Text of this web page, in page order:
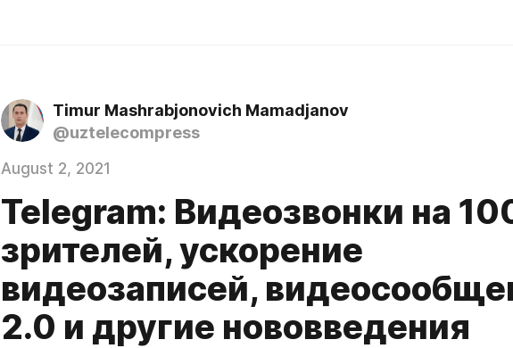
Timur Mashrabjonovich Mamadjanov
@uztelecompress
August 2, 2021
Telegram: Видеозвонки на
зрителей, ускорение
видеозаписей,
2.0 и другие нововведения